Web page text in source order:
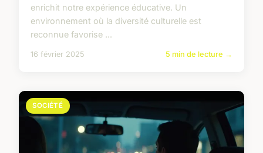
enrichit notre expérience éducative. Un
environnement où la diversité culturelle est
reconnue favorise ...
16 février 2025 5 min de lecture →
SOCIÉTÉ